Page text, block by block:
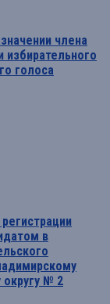
члена
избирательного
голоса
в
округу № 2